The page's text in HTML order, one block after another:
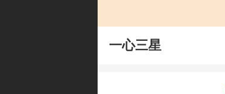
一心三星